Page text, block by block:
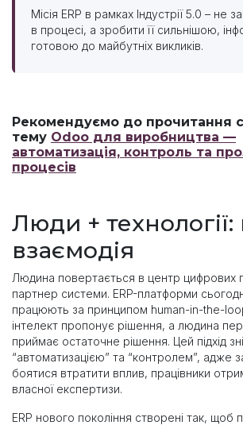
Місія ERP в рамках Індустрії 5.0 – не
в процесі, а зробити її сильнішою,
готовою до майбутніх викликів.
Рекомендуємо до прочитання
тему Odoo для виробництва —
автоматизація, контроль та
процесів
Люди + технології:
взаємодія
Людина повертається в центр цифрових
партнер системи. ERP-платформи
працюють за принципом human-in-the-
інтелект пропонує рішення, а людина
приймає остаточне рішення. Цей підхід
“автоматизацією” та “контролем”, адже
боятися втратити вплив, працівники
власної експертизи.
ERP нового покоління створені так, щоб